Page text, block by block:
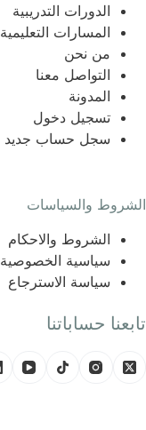
الدورات التدريبية
المسارات التعليمية
من نحن
التواصل معنا
المدونة
تسجيل دخول
سجل حساب جديد
الشروط والسياسات
الشروط والاحكام
سياسية الخصوصية
سياسة الاسترجاع
تابعنا حساباتنا